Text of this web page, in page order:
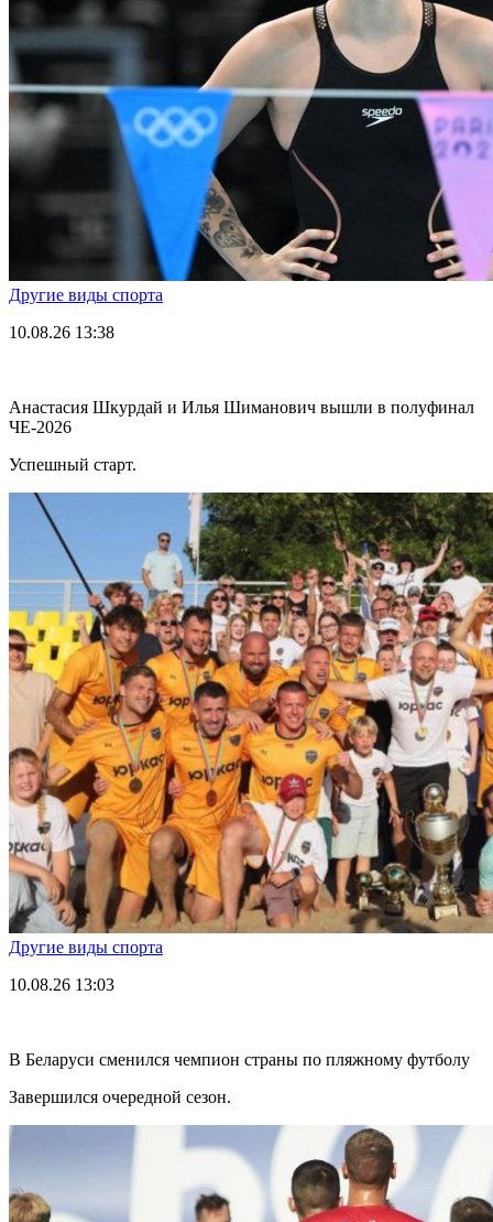
Другие виды спорта
10.08.26 13:38
Анастасия Шкурдай и Илья Шиманович вышли в полуфинал
ЧЕ-2026
Успешный старт.
Другие виды спорта
10.08.26 13:03
В Беларуси сменился чемпион страны по пляжному футболу
Завершился очередной сезон.